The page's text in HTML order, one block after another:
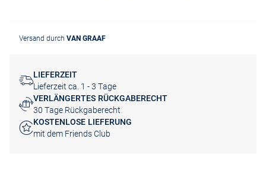
Versand durch VAN GRAAF
LIEFERZEIT
Lieferzeit ca. 1 - 3 Tage
VERLÄNGERTES RÜCKGABERECHT
30 Tage Rückgaberecht
KOSTENLOSE LIEFERUNG
mit dem Friends Club